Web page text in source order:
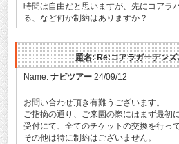
時間は自由だと思いますが、先にコアラ
る、など何か制約はありますか？
題名: Re:コアラガーデン
Name: ナビツアー24/09/12
お問い合わせ頂き有難うございます。
ご指摘の通り、ご来園の際にはまず最初
受付にて、全てのチケットの交換を行っ
その他は特に制約はございません。